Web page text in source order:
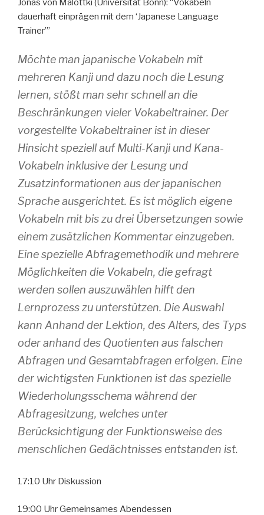
Jonas von Malottki (Universität Bonn): “Vokabeln
dauerhaft einprägen mit dem ‘Japanese Language
Trainer’”
Möchte man japanische Vokabeln mit
mehreren Kanji und dazu noch die Lesung
lernen, stößt man sehr schnell an die
Beschränkungen vieler Vokabeltrainer. Der
vorgestellte Vokabeltrainer ist in dieser
Hinsicht speziell auf Multi-Kanji und Kana-
Vokabeln inklusive der Lesung und
Zusatzinformationen aus der japanischen
Sprache ausgerichtet. Es ist möglich eigene
Vokabeln mit bis zu drei Übersetzungen sowie
einem zusätzlichen Kommentar einzugeben.
Eine spezielle Abfragemethodik und mehrere
Möglichkeiten die Vokabeln, die gefragt
werden sollen auszuwählen hilft den
Lernprozess zu unterstützen. Die Auswahl
kann Anhand der Lektion, des Alters, des Typs
oder anhand des Quotienten aus falschen
Abfragen und Gesamtabfragen erfolgen. Eine
der wichtigsten Funktionen ist das spezielle
Wiederholungsschema während der
Abfragesitzung, welches unter
Berücksichtigung der Funktionsweise des
menschlichen Gedächtnisses entstanden ist.
17:10 Uhr Diskussion
19:00 Uhr Gemeinsames Abendessen